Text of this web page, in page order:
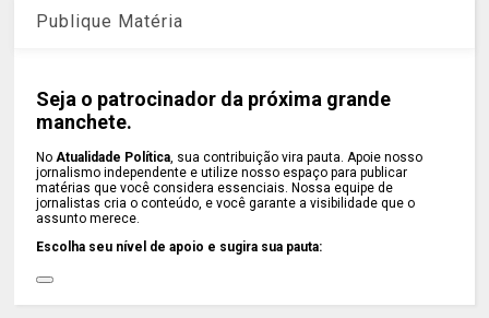
Publique Matéria
Seja o patrocinador da próxima grande
manchete.
NoAtualidade Política, sua contribuição vira pauta. Apoie nosso
jornalismo independente e utilize nosso espaço para publicar
matérias que você considera essenciais. Nossa equipe de
jornalistas cria o conteúdo, e você garante a visibilidade que o
assunto merece.
Escolha seu nível de apoio e sugira sua pauta: